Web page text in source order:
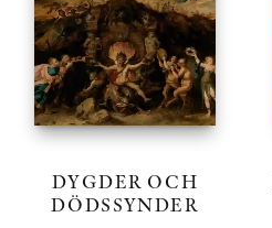
DYGDER OCH
DÖDSSYNDER